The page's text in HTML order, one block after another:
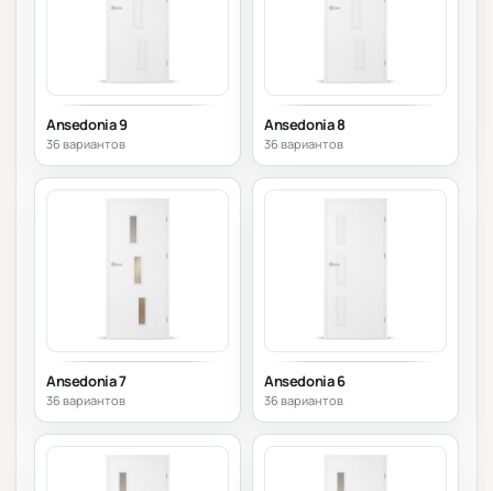
Ansedonia 9
36 вариантов
Ansedonia 8
36 вариантов
Ansedonia 7
36 вариантов
Ansedonia 6
36 вариантов